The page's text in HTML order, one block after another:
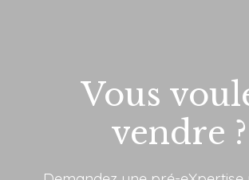
Vous
vendre ?